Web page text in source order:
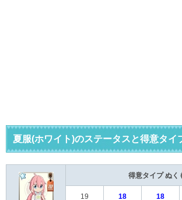
夏服(ホワイト)のステータスと得意タイ
得意タイプぬく
19 18 18